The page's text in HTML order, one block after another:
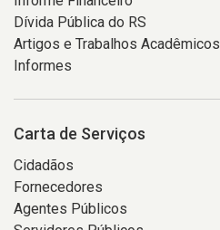
Dívida Pública do RS
Artigos e Trabalhos Acadêmicos
Informes
Carta de Serviços
Cidadãos
Fornecedores
Agentes Públicos